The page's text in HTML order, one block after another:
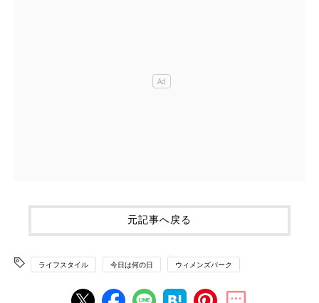
元記事へ戻る
ライフスタイル 今日は何の日 ウィメンズパーク